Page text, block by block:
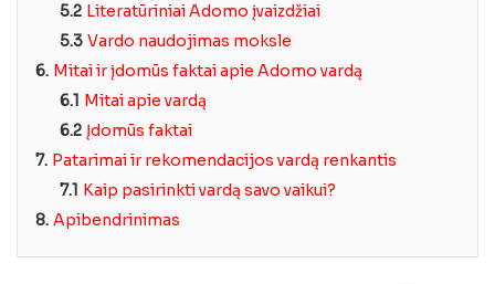
5.2 Literatūriniai Adomo įvaizdžiai
5.3 Vardo naudojimas moksle
6. Mitai ir įdomūs faktai apie Adomo vardą
6.1 Mitai apie vardą
6.2 Įdomūs faktai
7. Patarimai ir rekomendacijos vardą renkantis
7.1 Kaip pasirinkti vardą savo vaikui?
8. Apibendrinimas